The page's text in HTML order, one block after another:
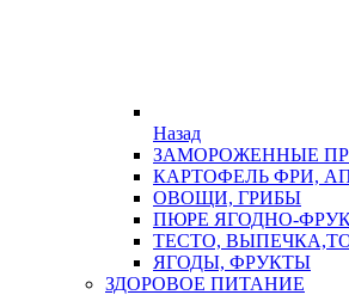
Назад
ЗАМОРОЖЕННЫЕ
КАРТОФЕЛЬ ФРИ,
ОВОЩИ, ГРИБЫ
ПЮРЕ ЯГОДНО-
ТЕСТО,
ЯГОДЫ, ФРУКТЫ
ЗДОРОВОЕ ПИТАНИЕ